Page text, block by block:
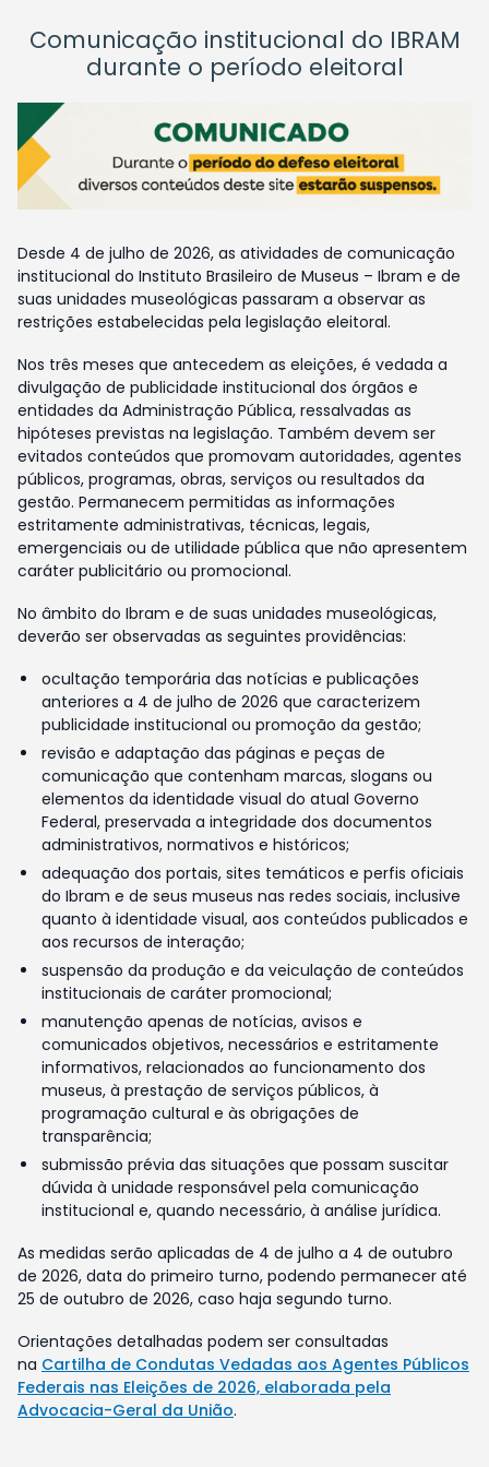
Comunicação institucional do IBRAM
durante o período eleitoral
Desde 4 de julho de 2026, as atividades de comunicação
institucional do Instituto Brasileiro de Museus – Ibram e de
suas unidades museológicas passaram a observar as
restrições estabelecidas pela legislação eleitoral.
Nos três meses que antecedem as eleições, é vedada a
divulgação de publicidade institucional dos órgãos e
entidades da Administração Pública, ressalvadas as
hipóteses previstas na legislação. Também devem ser
evitados conteúdos que promovam autoridades, agentes
públicos, programas, obras, serviços ou resultados da
gestão. Permanecem permitidas as informações
estritamente administrativas, técnicas, legais,
emergenciais ou de utilidade pública que não apresentem
caráter publicitário ou promocional.
No âmbito do Ibram e de suas unidades museológicas,
deverão ser observadas as seguintes providências:
ocultação temporária das notícias e publicações
anteriores a 4 de julho de 2026 que caracterizem
publicidade institucional ou promoção da gestão;
revisão e adaptação das páginas e peças de
comunicação que contenham marcas, slogans ou
elementos da identidade visual do atual Governo
Federal, preservada a integridade dos documentos
administrativos, normativos e históricos;
adequação dos portais, sites temáticos e perfis oficiais
do Ibram e de seus museus nas redes sociais, inclusive
quanto à identidade visual, aos conteúdos publicados e
aos recursos de interação;
suspensão da produção e da veiculação de conteúdos
institucionais de caráter promocional;
manutenção apenas de notícias, avisos e
comunicados objetivos, necessários e estritamente
informativos, relacionados ao funcionamento dos
museus, à prestação de serviços públicos, à
programação cultural e às obrigações de
transparência;
submissão prévia das situações que possam suscitar
dúvida à unidade responsável pela comunicação
institucional e, quando necessário, à análise jurídica.
As medidas serão aplicadas de 4 de julho a 4 de outubro
de 2026, data do primeiro turno, podendo permanecer até
25 de outubro de 2026, caso haja segundo turno.
Orientações detalhadas podem ser consultadas
na Cartilha de Condutas Vedadas aos Agentes Públicos
Federais nas Eleições de 2026, elaborada pela
Advocacia-Geral da União.